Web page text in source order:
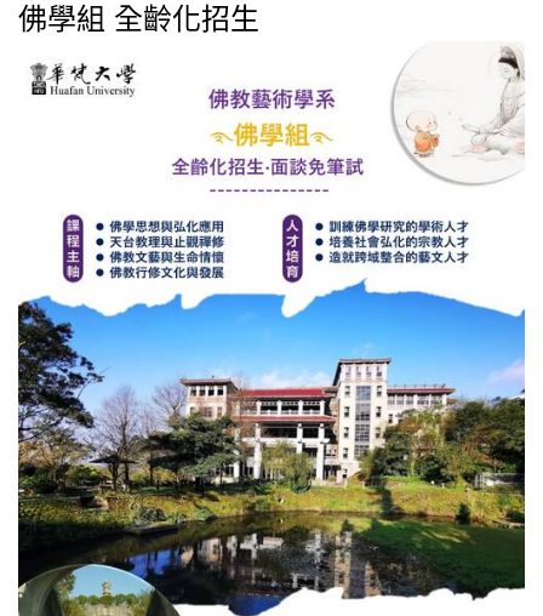
佛學組 全齡化招生